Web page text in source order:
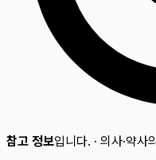
참고 정보입니다. · 의사·약사